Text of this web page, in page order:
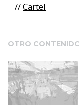
//Cartel
OTRO